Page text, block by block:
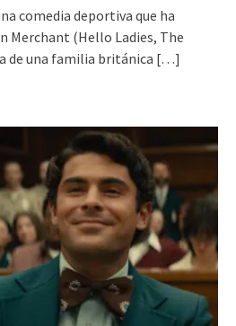
comedia deportiva que ha
Merchant (Hello Ladies, The
de una familia británica […]